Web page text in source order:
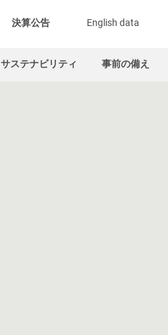
決算公告 English data
サステナビリティ 事前の備え